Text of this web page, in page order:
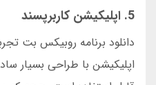
5. اپلیکیشن کاربرپسند
دانلود برنامه روبیکس بت
اپلیکیشن با طراحی بسیار